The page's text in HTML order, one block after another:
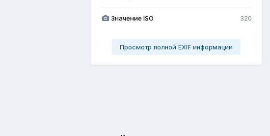
Значение ISO 320
Просмотр полной EXIF информации